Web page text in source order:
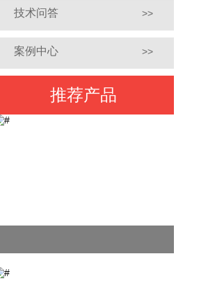
技术问答 >>
案例中心 >>
推荐产品